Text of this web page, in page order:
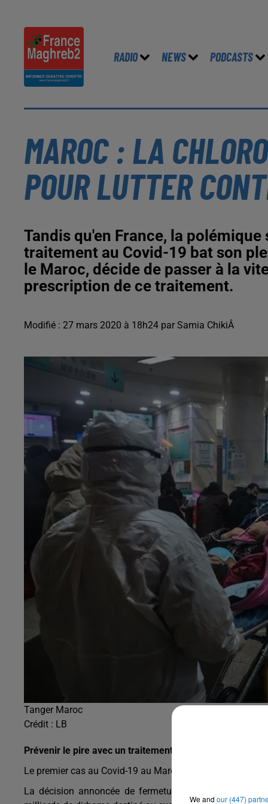
RADIO NEWS PODCASTS
MAROC : LA
POUR LUTTER
Tandis qu'en France, la
traitement au Covid-19 bat son
le Maroc, décide de passer à la
prescription de ce traitement.
Modifié : 27 mars 2020 à 18h24 par Samia ChikiÂ
Tanger Maroc
Crédit : LB
Prévenir le pire avec un traitement
Le premier cas au Covid-19 au Maroc a été
La décision annoncée de fermeture de l’ensemble
We and our (447)